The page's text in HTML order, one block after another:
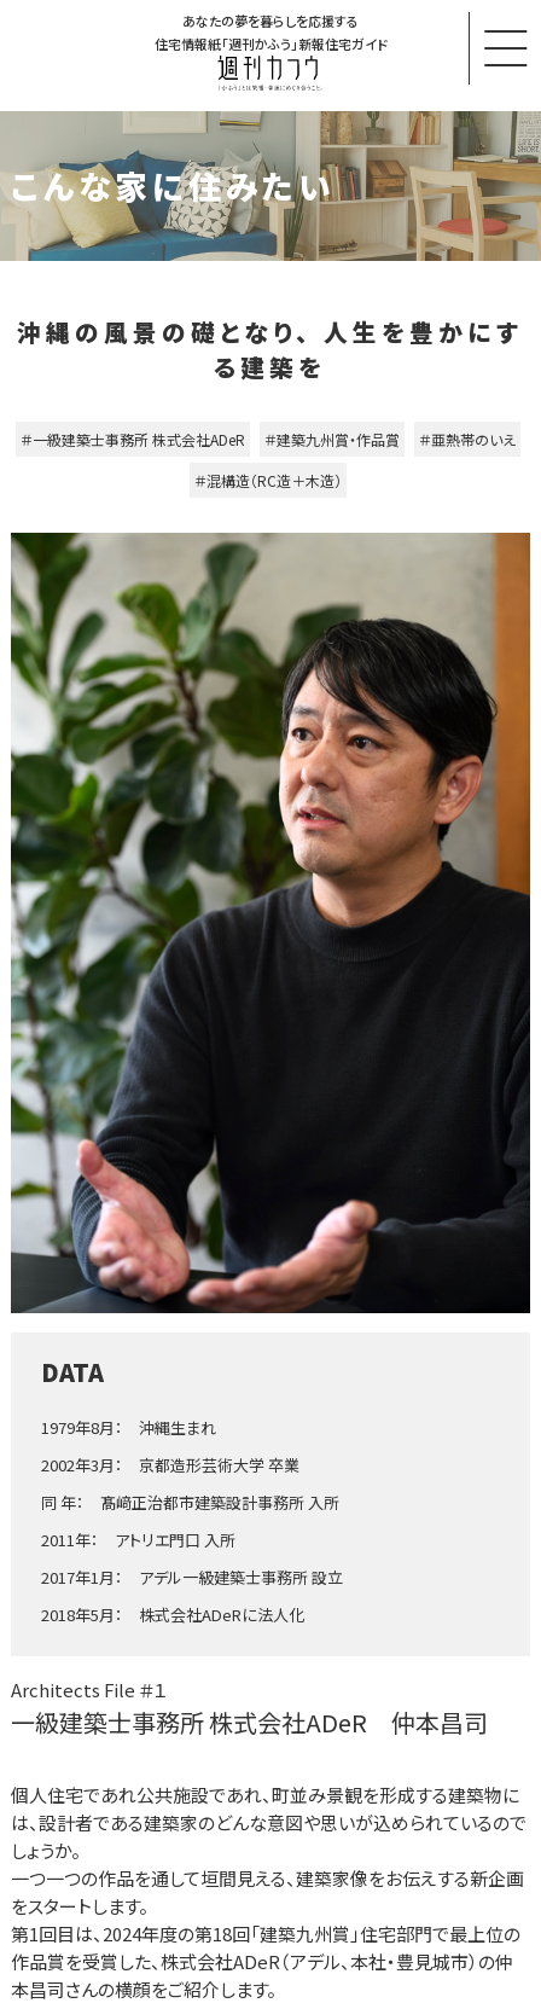
あなたの夢を暮らしを応援する
住宅情報紙「週刊かふう」新報住宅ガイド
こんな家に住みたい
沖縄の風景の礎となり、 人生を豊かにす
る建築を
＃一級建築士事務所 株式会社ADeR ＃建築九州賞・作品賞
＃亜熱帯のいえ
＃混構造（RC造＋木造）
DATA
1979年8月： 沖縄生まれ
2002年3月： 京都造形芸術大学 卒業
同 年： 髙﨑正治都市建築設計事務所 入所
2011年： アトリエ門口 入所
2017年1月： アデル一級建築士事務所 設立
2018年5月： 株式会社ADeRに法人化
Architects File ＃１
一級建築士事務所 株式会社ADeR 仲本昌司
個人住宅であれ公共施設であれ、町並み景観を形成する建築物に
は、設計者である建築家のどんな意図や思いが込められているので
しょうか。
一つ一つの作品を通して垣間見える、建築家像をお伝えする新企画
をスタートします。
第1回目は、2024年度の第18回「建築九州賞」住宅部門で最上位の
作品賞を受賞した、株式会社ADeR（アデル、本社・豊見城市）の仲
本昌司さんの横顔をご紹介します。